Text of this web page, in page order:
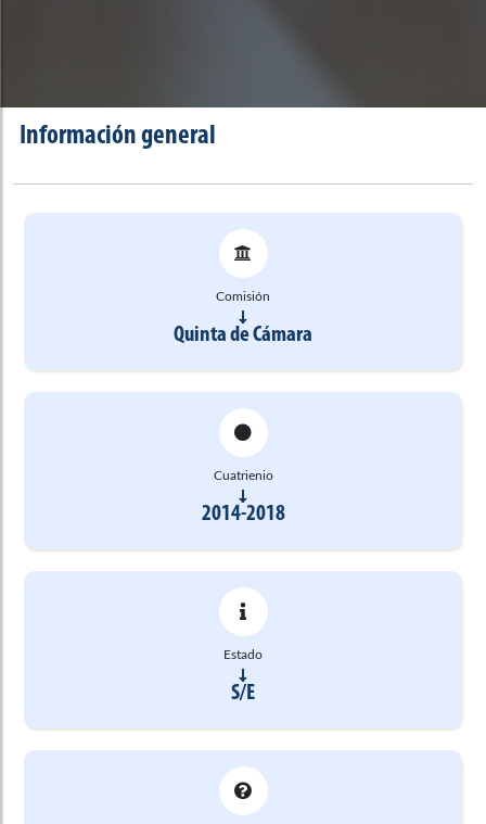
Información general
Comisión
Quinta de Cámara
Cuatrienio
2014-2018
Estado
S/E